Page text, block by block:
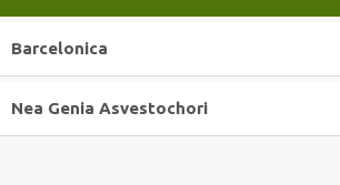
Barcelonica
Nea Genia Asvestochori